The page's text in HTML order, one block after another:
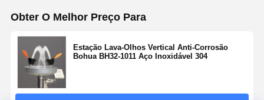
Obter O Melhor Preço Para
Estação Lava-Olhos Vertical Anti-Corrosão
Bohua BH32-1011 Aço Inoxidável 304